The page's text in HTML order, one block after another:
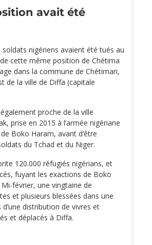
avait été
soldats nigériens avaient été tués au
cette même position de Chétima
dans la commune de Chétimari,
de la ville de Diffa (capitale
proche de la ville
prise en 2015 à l’armée nigériane
Boko Haram, avant d‘être
du Tchad et du Niger.
120.000 réfugiés nigérians, et
fuyant les exactions de Boko
Mi-février, une vingtaine de
et plusieurs blessées dans une
distribution de vivres et
et déplacés à Diffa.